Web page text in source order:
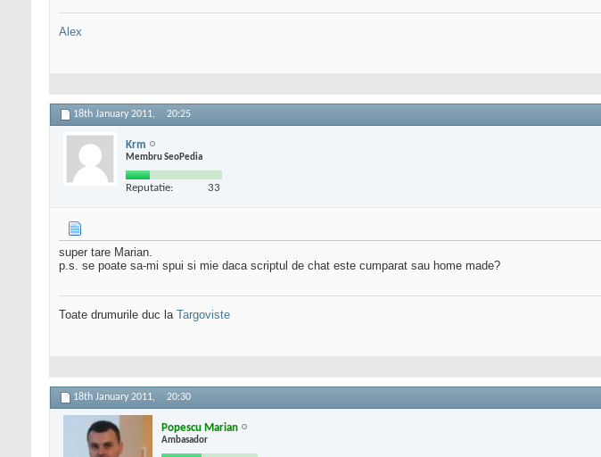
Alex
18th January 2011, 20:25
Krm
Membru SeoPedia
Reputatie: 33
super tare Marian.
p.s. se poate sa-mi spui si mie daca scriptul de chat este cumparat sau home made?
Toate drumurile duc la Targoviste
18th January 2011, 20:30
Popescu Marian
Ambasador